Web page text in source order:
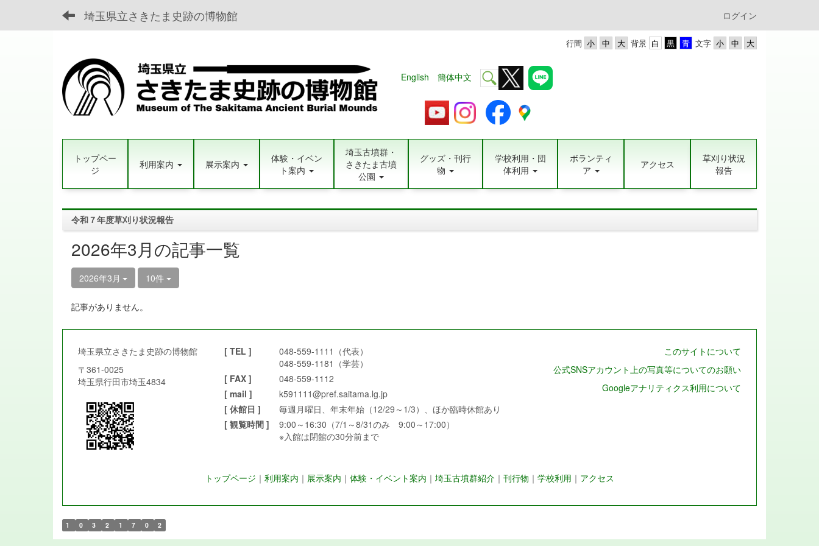
埼玉県立さきたま史跡の博物館 ログイン
文字
背景
行間
English 簡体中文
トップペー
ジ
利用案内 展示案内
体験・イベン
ト案内
埼玉古墳群・
さきたま古墳
公園
グッズ・刊行
物
学校利用・団
体利用
ボランティ
ア
アクセス
草刈り状況
報告
令和７年度草刈り状況報告
2026年3月の記事一覧
2026年3月 10件
記事がありません。
埼玉県立さきたま史跡の博物館
〒361-0025
埼玉県行田市埼玉4834
[ TEL ]
048-559-1111（代表）
048-559-1181（学芸）
[ FAX ]
048-559-1112
[ mail ]
k591111@pref.saitama.lg.jp
[ 休館日 ]
毎週月曜日、年末年始（12/29～1/3）、ほか臨時休館あり
[ 観覧時間 ]
9:00～16:30（7/1～8/31のみ 9:00～17:00）
※入館は閉館の30分前まで
このサイトについて
公式SNSアカウント上の写真等についてのお願い
Googleアナリティクス利用について
トップページ ｜ 利用案内 ｜ 展示案内 ｜ 体験・イベント案内 ｜ 埼玉古墳群紹介 ｜ 刊行物 ｜ 学校利用 ｜ アクセス
1 0 3 2 1 7 0 2